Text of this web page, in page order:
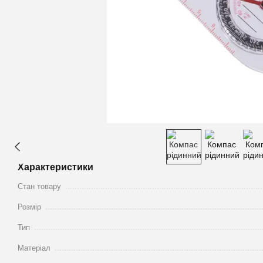
Характеристики
Стан товару
Розмір
Тип
Матеріал